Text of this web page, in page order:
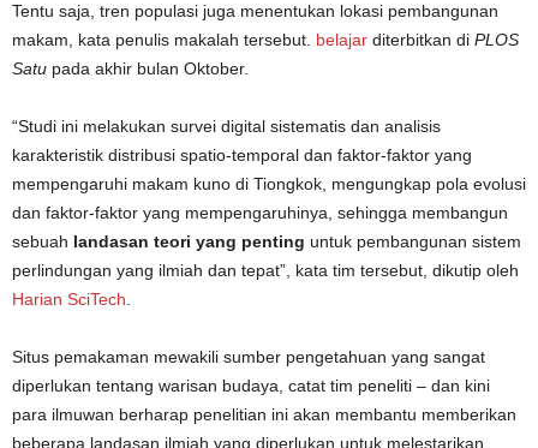
Tentu saja, tren populasi juga menentukan lokasi pembangunan
makam, kata penulis makalah tersebut. belajar diterbitkan di PLOS
Satu pada akhir bulan Oktober.
“Studi ini melakukan survei digital sistematis dan analisis
karakteristik distribusi spatio-temporal dan faktor-faktor yang
mempengaruhi makam kuno di Tiongkok, mengungkap pola evolusi
dan faktor-faktor yang mempengaruhinya, sehingga membangun
sebuah landasan teori yang penting untuk pembangunan sistem
perlindungan yang ilmiah dan tepat”, kata tim tersebut, dikutip oleh
Harian SciTech
Situs pemakaman mewakili sumber pengetahuan yang sangat
diperlukan tentang warisan budaya, catat tim peneliti – dan kini
para ilmuwan berharap penelitian ini akan membantu memberikan
beberapa landasan ilmiah yang diperlukan untuk melestarikan